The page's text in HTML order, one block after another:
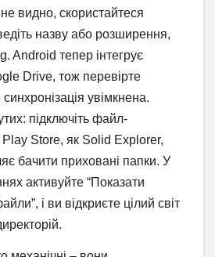
видно, скористайтеся
назву або розширення,
Android тепер інтегрує
Drive, тож перевірте
увімкнена.
підключіть файл-
Store, як Solid Explorer,
бачити приховані папки. У
активуйте “Показати
і ви відкриєте цілий світ